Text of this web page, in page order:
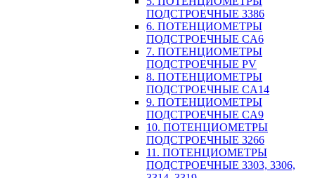
ПОДСТРОЕЧНЫЕ 3386
6. ПОТЕНЦИОМЕТРЫ
ПОДСТРОЕЧНЫЕ CA6
7. ПОТЕНЦИОМЕТРЫ
ПОДСТРОЕЧНЫЕ PV
8. ПОТЕНЦИОМЕТРЫ
ПОДСТРОЕЧНЫЕ CA14
9. ПОТЕНЦИОМЕТРЫ
ПОДСТРОЕЧНЫЕ CA9
10. ПОТЕНЦИОМЕТРЫ
ПОДСТРОЕЧНЫЕ 3266
11. ПОТЕНЦИОМЕТРЫ
ПОДСТРОЕЧНЫЕ 3303, 3306,